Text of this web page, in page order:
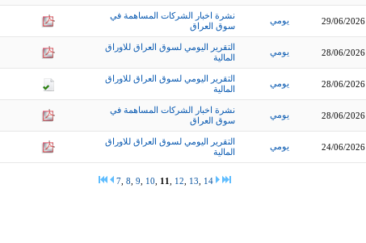
نشرة اخبار الشركات المساهمة في
سوق العراق
يومي 29/06/2026
التقرير اليومي لسوق العراق للاوراق
المالية
يومي 28/06/2026
التقرير اليومي لسوق العراق للاوراق
المالية
يومي 28/06/2026
نشرة اخبار الشركات المساهمة في
سوق العراق
يومي 28/06/2026
التقرير اليومي لسوق العراق للاوراق
المالية
يومي 24/06/2026
7 8 9 10 11 12 13 14